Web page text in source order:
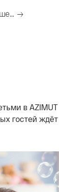
в AZIMUT
гостей ждёт